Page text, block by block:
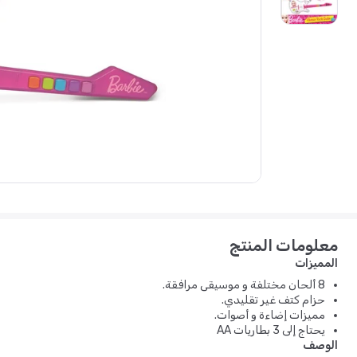
معلومات المنتج
المميزات
8 ألحان مختلفة و موسيقى مرافقة.
حزام كتف غير تقليدي.
مميزات إضاءة و أصوات.
يحتاج إلى 3 بطاريات AA
الوصف